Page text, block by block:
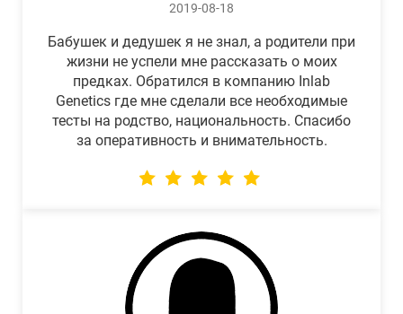
2019-08-18
Бабушек и дедушек я не знал, а родители при
жизни не успели мне рассказать о моих
предках. Обратился в компанию Inlab
Genetics где мне сделали все необходимые
тесты на родство, национальность. Спасибо
за оперативность и внимательность.